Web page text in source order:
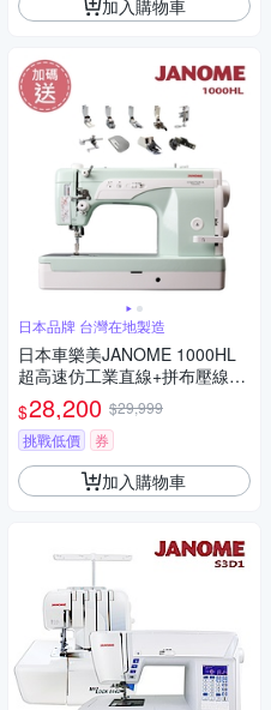
加入購物車
日本品牌 台灣在地製造
日本車樂美JANOME 1000HL
超高速仿工業直線+拼布壓線複
合機（加碼送）
$28,200 $29,999
挑戰低價
券
加入購物車